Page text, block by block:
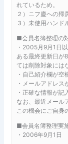
れているため。
２）ニフ慶への帰
３）未使用ハンド
■会員名簿整理の
・2005月9月1日
ある最終更新日が
ては削除対象には
・自己紹介欄が空
・メールアドレス
・正確な情報が記
なお、最近メール
この機会にご自身
■会員名簿整理実
・2006年9月1日